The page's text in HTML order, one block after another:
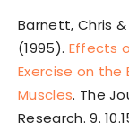
Barnett, Chris
(1995). Effects
Exercise on the
Muscles. The
Research. 9.